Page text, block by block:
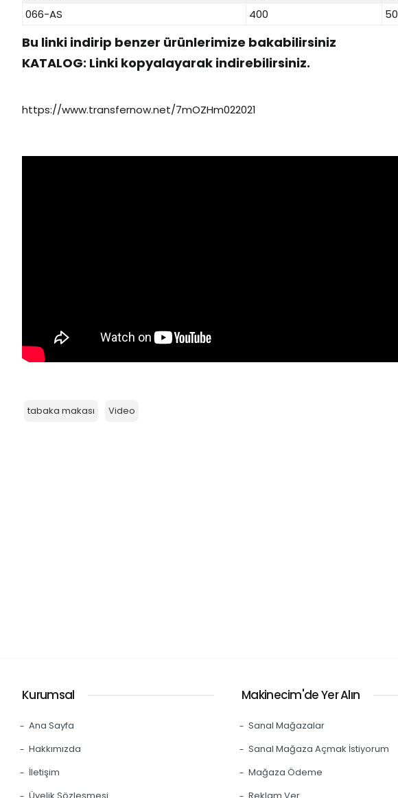
066-AS
400 50
Bu linki indirip benzer ürünlerimize bakabilirsiniz
KATALOG: Linki kopyalayarak indirebilirsiniz.
https://www.transfernow.net/7mOZHm022021
tabaka makası Video
Kurumsal
Ana Sayfa
Hakkımızda
İletişim
Makinecim'de Yer Alın
Sanal Mağazalar
Sanal Mağaza Açmak İstiyorum
Mağaza Ödeme